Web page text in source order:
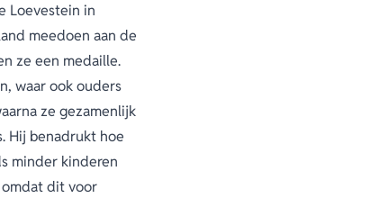
Loevestein in
meedoen aan de
ze een medaille.
waar ook ouders
ze gezamenlijk
Hij benadrukt hoe
minder kinderen
dit voor